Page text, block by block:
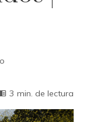
3 min. de lectura